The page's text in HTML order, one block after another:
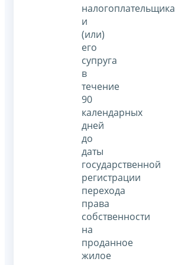
налогоплательщика
и
(или)
его
супруга
в
течение
90
календарных
дней
до
даты
государственной
регистрации
перехода
права
собственности
на
проданное
жилое